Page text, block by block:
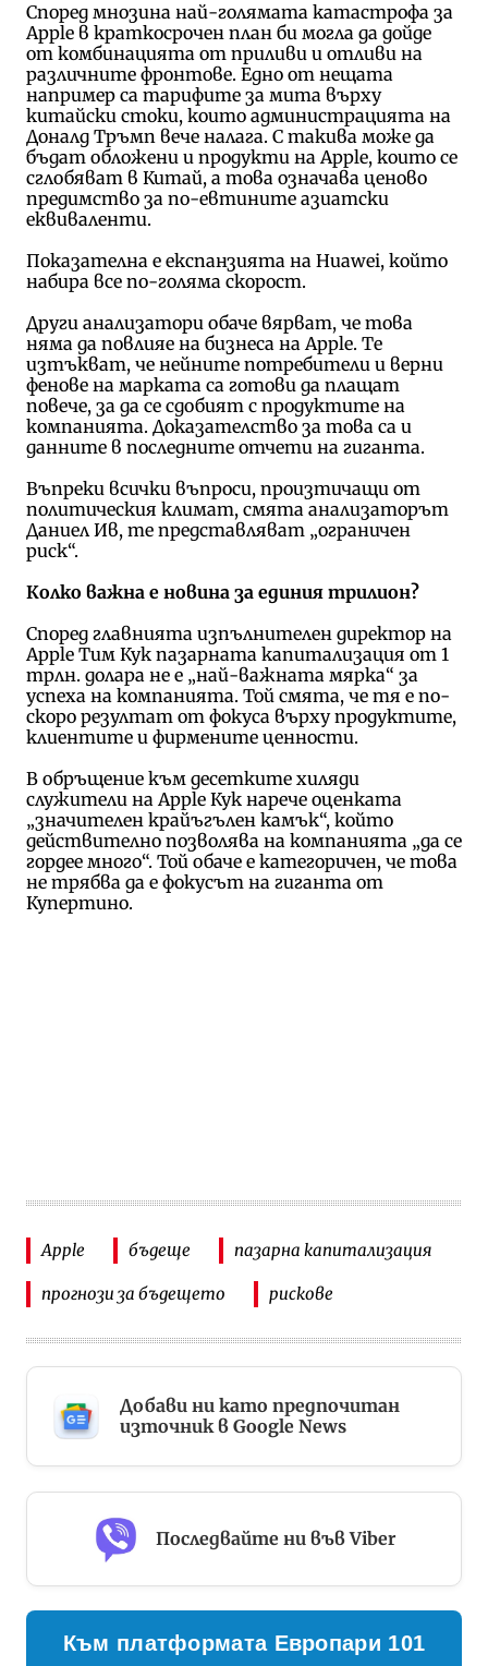
Според мнозина най-голямата катастрофа за
Apple в краткосрочен план би могла да дойде
от комбинацията от приливи и отливи на
различните фронтове. Едно от нещата
например са тарифите за мита върху
китайски стоки, които администрацията на
Доналд Тръмп вече налага. С такива може да
бъдат обложени и продукти на Apple, които се
сглобяват в Китай, а това означава ценово
предимство за по-евтините азиатски
еквиваленти.
Показателна е експанзията на Huawei, който
набира все по-голяма скорост.
Други анализатори обаче вярват, че това
няма да повлияе на бизнеса на Apple. Те
изтъкват, че нейните потребители и верни
фенове на марката са готови да плащат
повече, за да се сдобият с продуктите на
компанията. Доказателство за това са и
данните в последните отчети на гиганта.
Въпреки всички въпроси, произтичащи от
политическия климат, смята анализаторът
Даниел Ив, те представляват „ограничен
риск“.
Колко важна е новина за единия трилион?
Според главнията изпълнителен директор на
Apple Тим Кук пазарната капитализация от 1
трлн. долара не е „най-важната мярка“ за
успеха на компанията. Той смята, че тя е по-
скоро резултат от фокуса върху продуктите,
клиентите и фирмените ценности.
В обръщение към десетките хиляди
служители на Apple Кук нарече оценката
„значителен крайъгълен камък“, който
действително позволява на компанията „да се
гордее много“. Той обаче е категоричен, че това
не трябва да е фокусът на гиганта от
Купертино.
Apple бъдеще пазарна капитализация
прогнози за бъдещето рискове
Добави ни като предпочитан
източник в Google News
Последвайте ни във Viber
Към платформата Европари 101